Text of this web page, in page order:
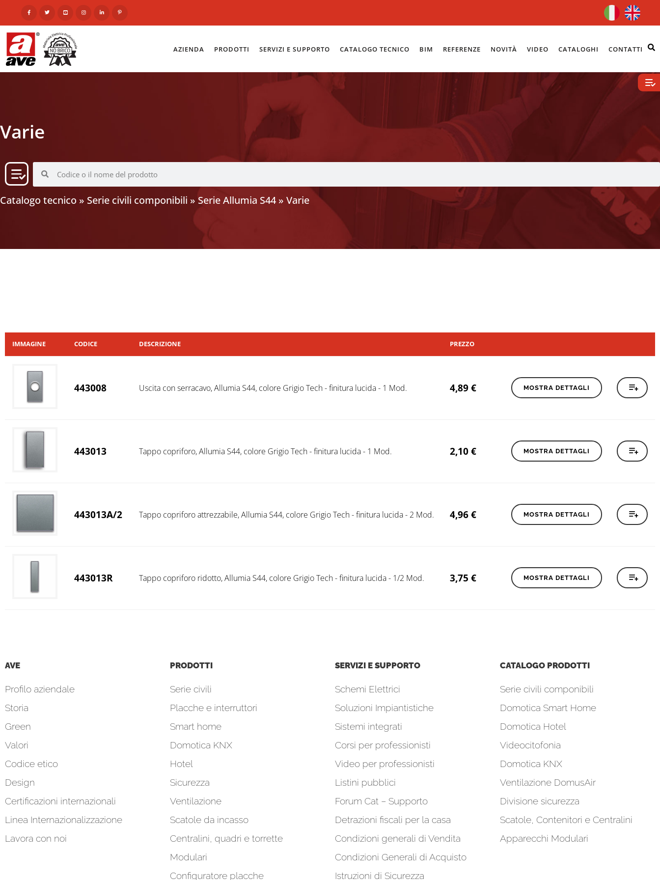
AZIENDA PRODOTTI SERVIZI E SUPPORTO CATALOGO TECNICO BIM REFERENZE NOVITÀ VIDEO CATALOGHI CONTATTI
Varie
Catalogo tecnico » Serie civili componibili » Serie Allumia S44 » Varie
IMMAGINE CODICE DESCRIZIONE PREZZO
443008 Uscita con serracavo, Allumia S44, colore Grigio Tech - finitura lucida - 1 Mod. 4,89€ MOSTRA DETTAGLI
443013 Tappo copriforo, Allumia S44, colore Grigio Tech - finitura lucida - 1 Mod. 2,10€ MOSTRA DETTAGLI
443013A/2 Tappo copriforo attrezzabile, Allumia S44, colore Grigio Tech - finitura lucida - 2 Mod. 4,96€ MOSTRA DETTAGLI
443013R Tappo copriforo ridotto, Allumia S44, colore Grigio Tech - finitura lucida - 1/2 Mod. 3,75 € MOSTRA DETTAGLI
AVE
Profilo aziendale
Storia
Green
Valori
Codice etico
Design
Certificazioni internazionali
Linea Internazionalizzazione
Lavora con noi
PRODOTTI
Serie civili
Placche e interruttori
Smart home
Domotica KNX
Hotel
Sicurezza
Ventilazione
Scatole da incasso
Centralini, quadri e torrette
Modulari
Configuratore placche
SERVIZI E SUPPORTO
Schemi Elettrici
Soluzioni Impiantistiche
Sistemi integrati
Corsi per professionisti
Video per professionisti
Listini pubblici
Forum Cat – Supporto
Detrazioni fiscali per la casa
Condizioni generali di Vendita
Condizioni Generali di Acquisto
Istruzioni di Sicurezza
CATALOGO PRODOTTI
Serie civili componibili
Domotica Smart Home
Domotica Hotel
Videocitofonia
Domotica KNX
Ventilazione DomusAir
Divisione sicurezza
Scatole, Contenitori e Centralini
Apparecchi Modulari